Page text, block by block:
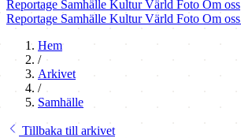
Reportage Samhälle KulturVärld Foto Om oss
Reportage Samhälle KulturVärld Foto Om oss
Hem
/
Arkivet
/
Samhälle
Tillbaka till arkivet